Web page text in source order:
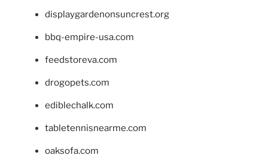
displaygardenonsuncrest.org
bbq-empire-usa.com
feedstoreva.com
drogopets.com
ediblechalk.com
tabletennisnearme.com
oaksofa.com